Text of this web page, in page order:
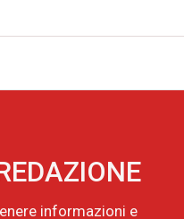
informazioni e